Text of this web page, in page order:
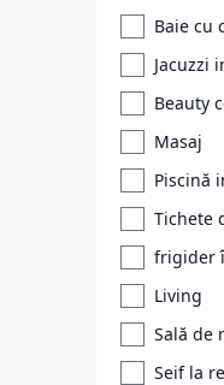
Baie cu
Jacuzzi
Beauty
Masaj
Piscină
Tichete
frigider
Living
Sală de
Seif la